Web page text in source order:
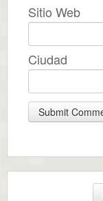
Sitio Web
Ciudad